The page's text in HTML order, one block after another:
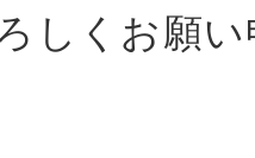
しくお願